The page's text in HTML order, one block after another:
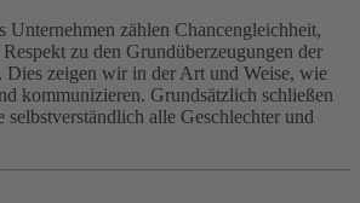
Unternehmen zählen Chancengleichheit,
zu den Grundüberzeugungen der
Dies zeigen wir in der Art und Weise, wie
kommunizieren. Grundsätzlich schließen
alle Geschlechter und